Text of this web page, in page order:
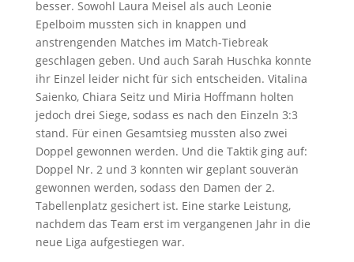
besser. Sowohl Laura Meisel als auch Leonie
Epelboim mussten sich in knappen und
anstrengenden Matches im Match-Tiebreak
geschlagen geben. Und auch Sarah Huschka konnte
ihr Einzel leider nicht für sich entscheiden. Vitalina
Saienko, Chiara Seitz und Miria Hoffmann holten
jedoch drei Siege, sodass es nach den Einzeln 3:3
stand. Für einen Gesamtsieg mussten also zwei
Doppel gewonnen werden. Und die Taktik ging auf:
Doppel Nr. 2 und 3 konnten wir geplant souverän
gewonnen werden, sodass den Damen der 2.
Tabellenplatz gesichert ist. Eine starke Leistung,
nachdem das Team erst im vergangenen Jahr in die
neue Liga aufgestiegen war.